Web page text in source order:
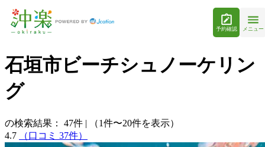
予約確認 メニュー
石垣市ビーチシュノーケリン
グ
の検索結果： 47件 |
（1件〜20件を表示）
4.7
（口コミ 37件）